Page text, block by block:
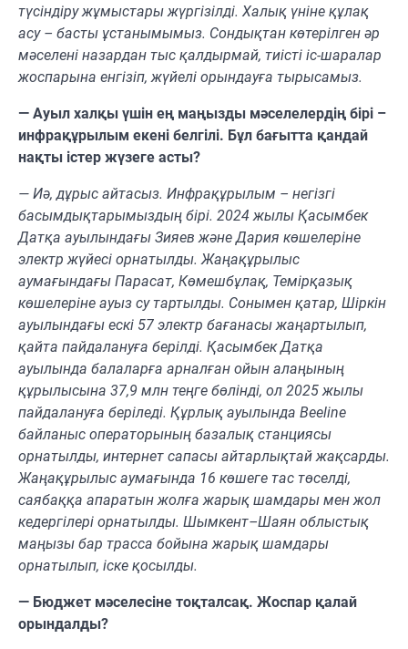
түсіндіру жұмыстары жүргізілді. Халық үніне құлақ
асу – басты ұстанымымыз. Сондықтан көтерілген әр
мәселені назардан тыс қалдырмай, тиісті іс-шаралар
жоспарына енгізіп, жүйелі орындауға тырысамыз.
— Ауыл халқы үшін ең маңызды мәселелердің бірі –
инфрақұрылым екені белгілі. Бұл бағытта қандай
нақты істер жүзеге асты?
— Иә, дұрыс айтасыз. Инфрақұрылым – негізгі
басымдықтарымыздың бірі. 2024 жылы Қасымбек
Датқа ауылындағы Зияев және Дария көшелеріне
электр жүйесі орнатылды. Жаңақұрылыс
аумағындағы Парасат, Көмешбұлақ, Темірқазық
көшелеріне ауыз су тартылды. Сонымен қатар, Шіркін
ауылындағы ескі 57 электр бағанасы жаңартылып,
қайта пайдалануға берілді. Қасымбек Датқа
ауылында балаларға арналған ойын алаңының
құрылысына 37,9 млн теңге бөлінді, ол 2025 жылы
пайдалануға беріледі. Құрлық ауылында Beeline
байланыс операторының базалық станциясы
орнатылды, интернет сапасы айтарлықтай жақсарды.
Жаңақұрылыс аумағында 16 көшеге тас төселді,
саябаққа апаратын жолға жарық шамдары мен жол
кедергілері орнатылды. Шымкент–Шаян облыстық
маңызы бар трасса бойына жарық шамдары
орнатылып, іске қосылды.
— Бюджет мәселесіне тоқталсақ. Жоспар қалай
орындалды?